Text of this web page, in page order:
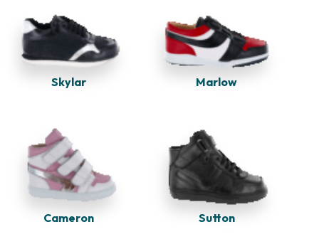
Skylar Marlow
Cameron Sutton